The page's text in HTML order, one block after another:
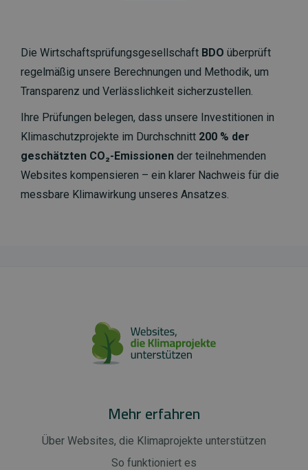
Die Wirtschaftsprüfungsgesellschaft BDO überprüft
regelmäßig unsere Berechnungen und Methodik, um
Transparenz und Verlässlichkeit sicherzustellen.
Ihre Prüfungen belegen, dass unsere Investitionen in
Klimaschutzprojekte im Durchschnitt 200 % der
geschätzten CO₂-Emissionen der teilnehmenden
Websites kompensieren – ein klarer Nachweis für die
messbare Klimawirkung unseres Ansatzes.
Mehr erfahren
Über Websites, die Klimaprojekte unterstützen
So funktioniert es